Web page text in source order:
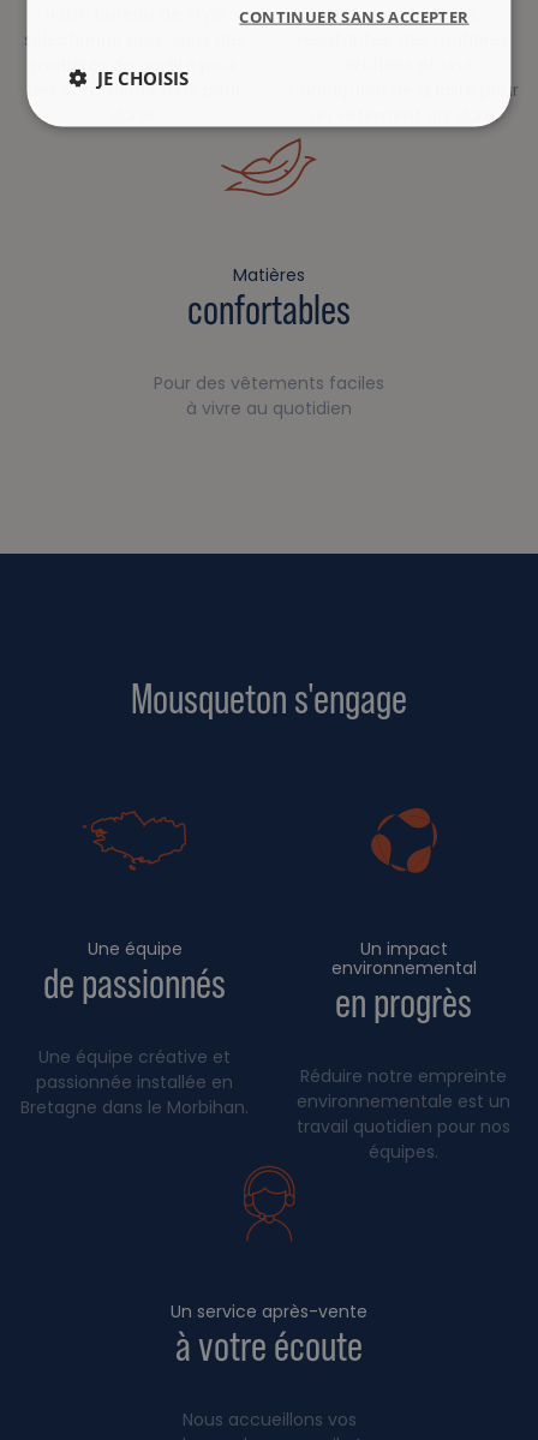
sélectionne pour vous des
matières de qualité pour
des vêtements faits pour
Un choix de fibres
conception de qualité pour
un vêtement qui dure.
Matières
confortables
Pour des vêtements faciles
à vivre au quotidien
Mousqueton s'engage
Une équipe
de passionnés
Une équipe créative et
passionnée installée en
Bretagne dans le Morbihan.
Un impact
environnemental
en progrès
Réduire notre empreinte
environnementale est un
travail quotidien pour nos
équipes.
Un service après-vente
à votre écoute
Nous accueillons vos
CONTINUER SANS ACCEPTER
JE CHOISIS